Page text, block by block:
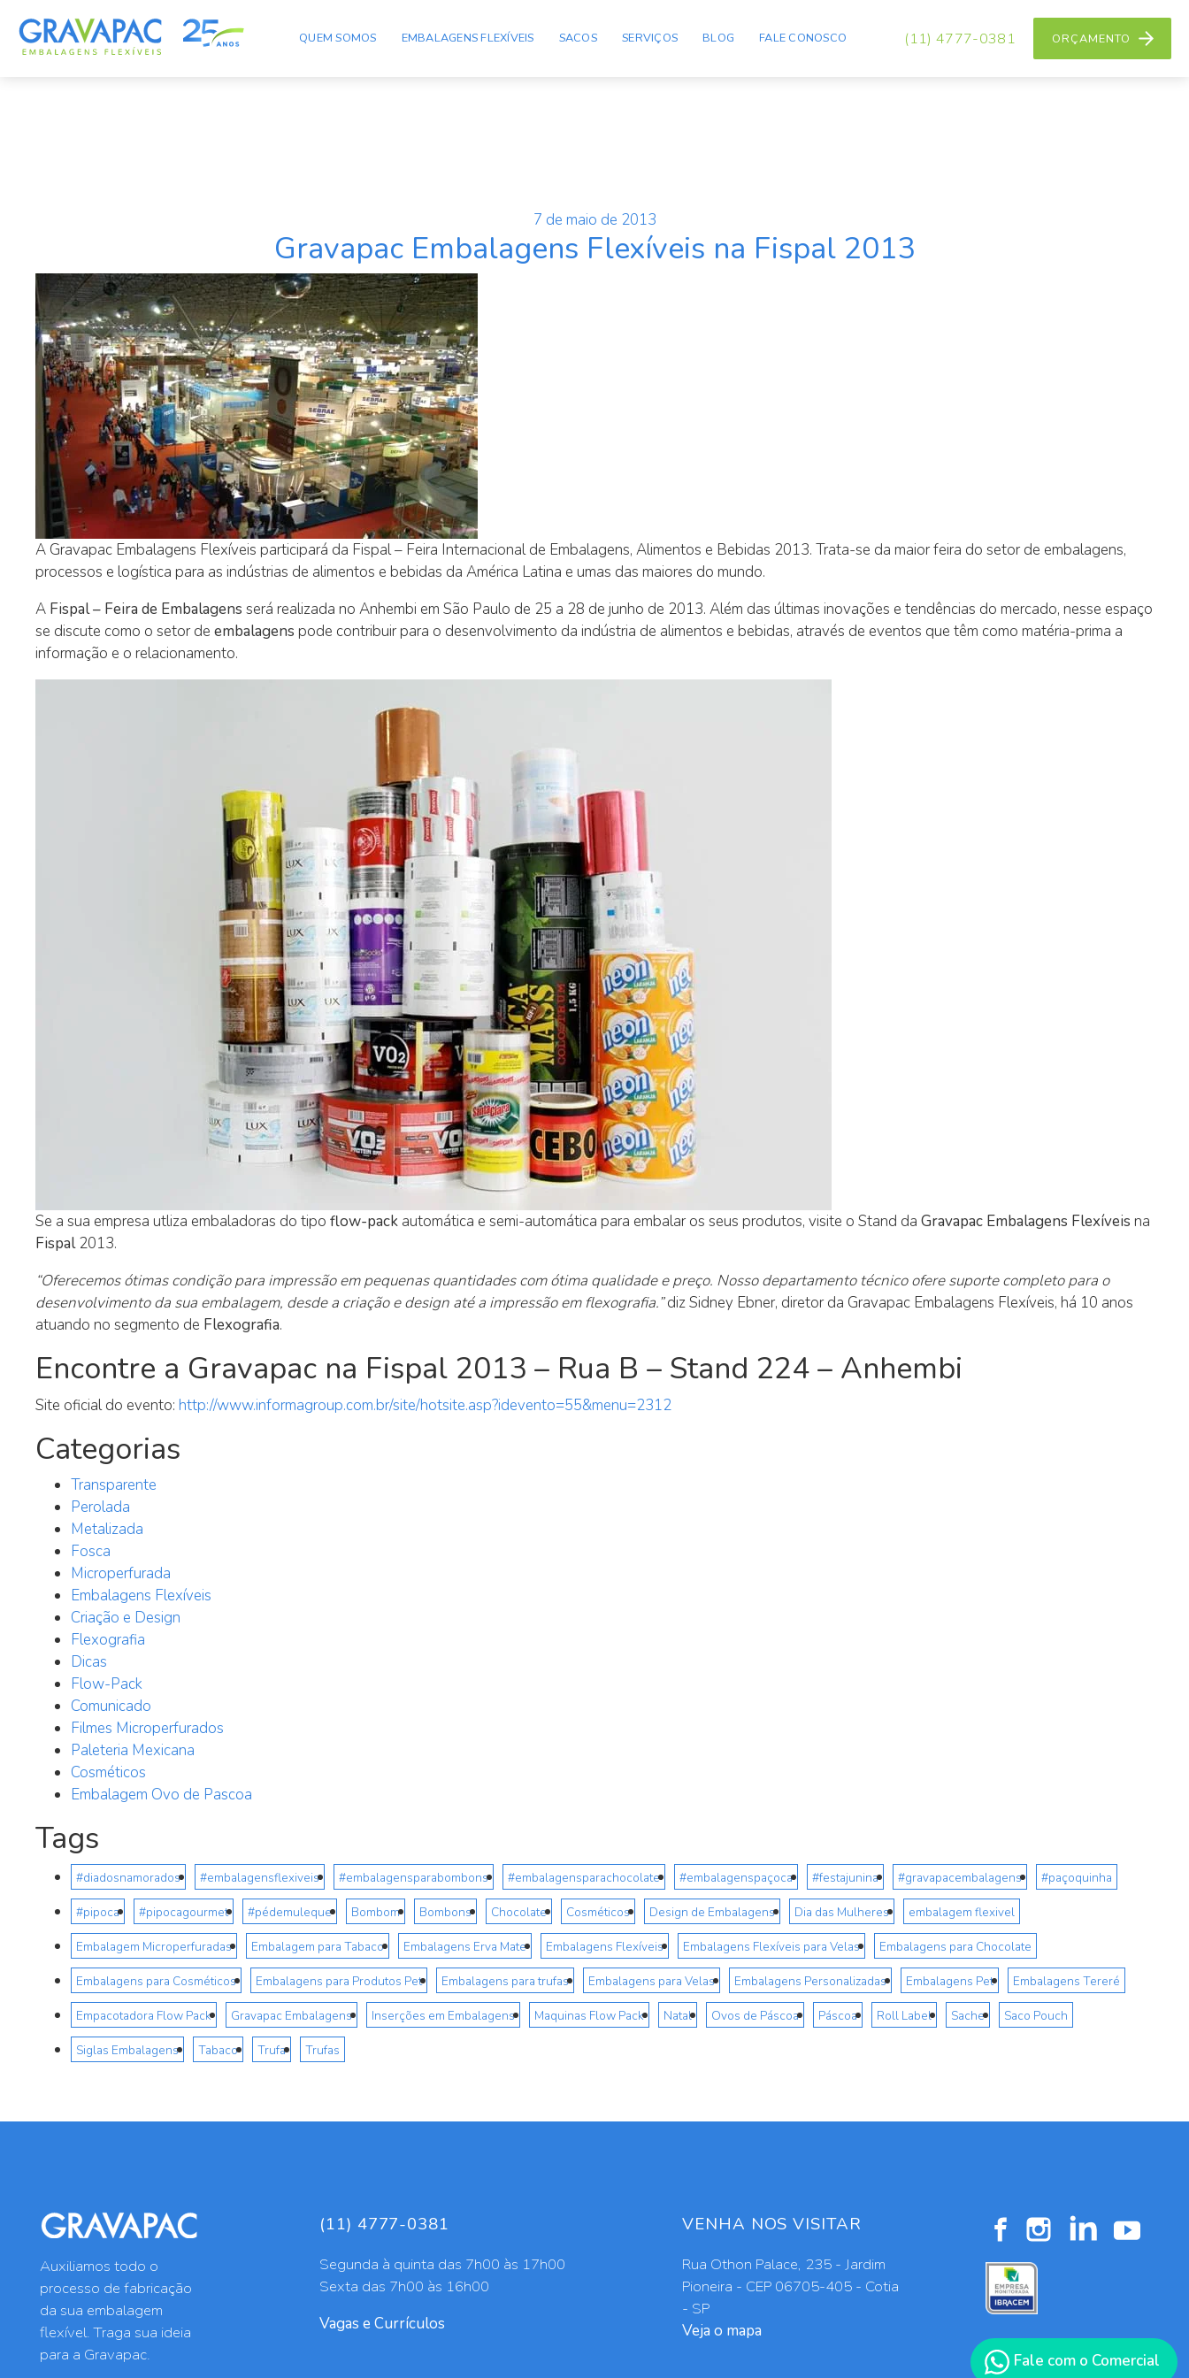
QUEM SOMOS EMBALAGENS FLEXÍVEIS SACOS SERVIÇOS BLOG FALE CONOSCO (11) 4777-0381 ORÇAMENTO
Categoria:Fispal
Publicado
em
7 de maio de 2013
Gravapac Embalagens Flexíveis na Fispal 2013
A Gravapac Embalagens Flexíveis participará da Fispal – Feira Internacional de Embalagens, Alimentos e Bebidas 2013. Trata-se da maior feira do setor de embalagens,
processos e logística para as indústrias de alimentos e bebidas da América Latina e umas das maiores do mundo.
A Fispal – Feira de Embalagens será realizada no Anhembi em São Paulo de 25 a 28 de junho de 2013. Além das últimas inovações e tendências do mercado, nesse espaço
se discute como o setor de embalagens pode contribuir para o desenvolvimento da indústria de alimentos e bebidas, através de eventos que têm como matéria-prima a
informação e o relacionamento.
Se a sua empresa utliza embaladoras do tipo flow-pack automática e semi-automática para embalar os seus produtos, visite o Stand da Gravapac Embalagens Flexíveis na
Fispal2013.
“Oferecemos ótimas condição para impressão em pequenas quantidades com ótima qualidade e preço. Nosso departamento técnico ofere suporte completo para o
desenvolvimento da sua embalagem, desde a criação e design até a impressão em flexografia.”diz Sidney Ebner, diretor da Gravapac Embalagens Flexíveis, há 10 anos
atuando no segmento de Flexografia.
Encontre a Gravapac na Fispal 2013 – Rua B – Stand 224 – Anhembi
Site oficial do evento: http://www.informagroup.com.br/site/hotsite.asp?idevento=55&menu=2312
Categorias
Transparente
Perolada
Metalizada
Fosca
Microperfurada
Embalagens Flexíveis
Criação e Design
Flexografia
Dicas
Flow-Pack
Comunicado
Filmes Microperfurados
Paleteria Mexicana
Cosméticos
Embalagem Ovo de Pascoa
Tags
#diadosnamorados #embalagensflexiveis #embalagensparabombons #embalagensparachocolate #embalagenspaçoca #festajunina #gravapacembalagens #paçoquinha
#pipoca #pipocagourmet #pédemuleque Bombom Bombons Chocolate Cosméticos Design de Embalagens Dia das Mulheres embalagem flexivel
Embalagem Microperfuradas Embalagem para Tabaco Embalagens Erva Mate Embalagens Flexíveis Embalagens Flexíveis para Velas Embalagens para Chocolate
Embalagens para Cosméticos Embalagens para Produtos Pet Embalagens para trufas Embalagens para Velas Embalagens Personalizadas Embalagens Pet Embalagens Tereré
Empacotadora Flow Pack Gravapac Embalagens Inserções em Embalagens Maquinas Flow Pack Natal Ovos de Páscoa Páscoa Roll Label Sache Saco Pouch
Siglas Embalagens Tabaco Trufa Trufas
Auxiliamos todo o
processo de fabricação
da sua embalagem
flexível. Traga sua ideia
para a Gravapac.
(11) 4777-0381
Segunda à quinta das 7h00 às 17h00
Sexta das 7h00 às 16h00
Vagas e Currículos
VENHA NOS VISITAR
Rua Othon Palace, 235 - Jardim
Pioneira - CEP 06705-405 - Cotia
- SP
Veja o mapa
Fale com o Comercial